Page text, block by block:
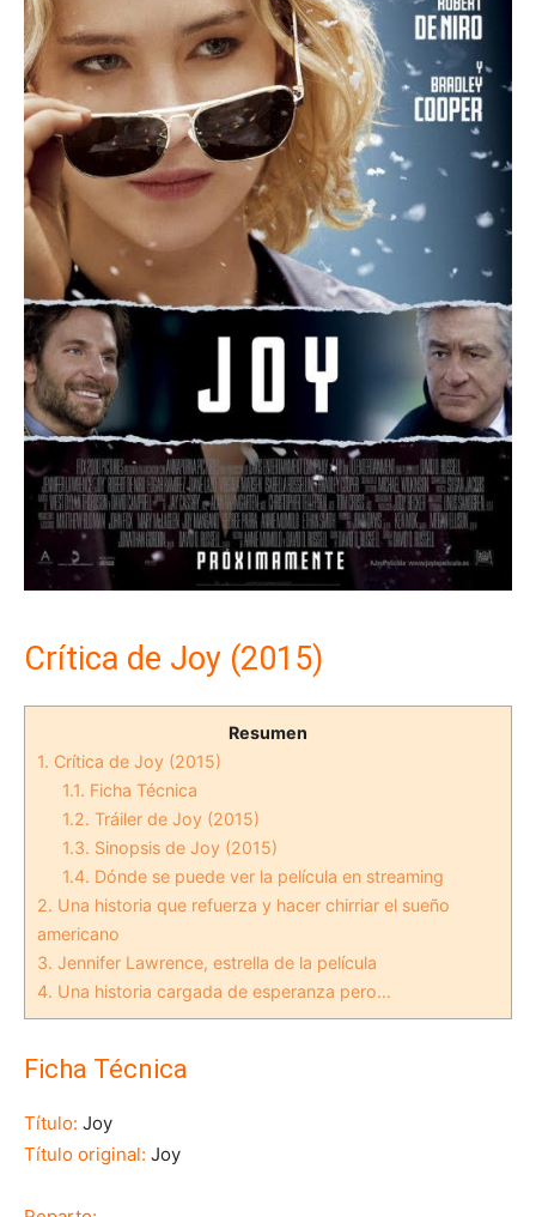
Crítica de Joy (2015)
Resumen
1. Crítica de Joy (2015)
1.1. Ficha Técnica
1.2. Tráiler de Joy (2015)
1.3. Sinopsis de Joy (2015)
1.4. Dónde se puede ver la película en streaming
2. Una historia que refuerza y hacer chirriar el sueño
americano
3. Jennifer Lawrence, estrella de la película
4. Una historia cargada de esperanza pero…
Ficha Técnica
Título: Joy
Título original: Joy